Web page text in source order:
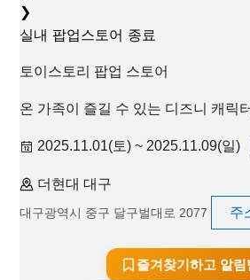
❯
실내 팝업스토어 종료
토이스토리 팝업 스토어
온 가족이 즐길 수 있는 디즈니 캐릭
2025.11.01(토) ~ 2025.11.09(일)
더현대 대구
대구광역시 중구 달구벌대로 2077 주
즐겨찾기하고 알림